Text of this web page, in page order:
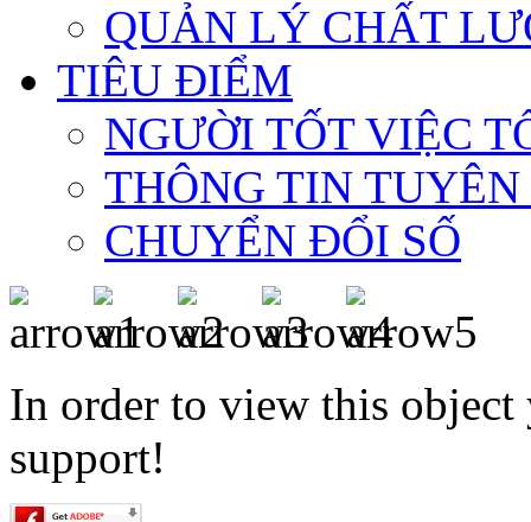
QUẢN LÝ CHẤT
TIÊU ĐIỂM
NGƯỜI TỐT VIỆC
THÔNG TIN
CHUYỂN ĐỔI SỐ
In order to view this object
support!